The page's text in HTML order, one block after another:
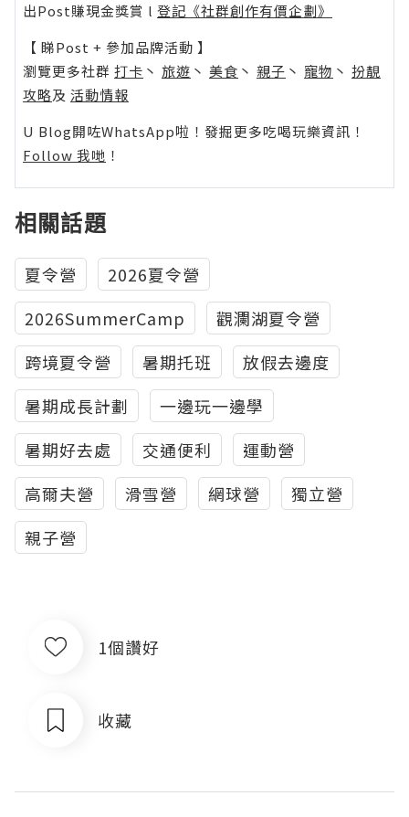
出Post賺現金獎賞 l 登記《社群創作有價企劃》
【 睇Post + 參加品牌活動 】
瀏覽更多社群 打卡 丶 旅遊 丶 美食 丶 親子 丶 寵物 丶 扮靚
攻略及 活動情報
U Blog開咗WhatsApp啦！發掘更多吃喝玩樂資訊！
Follow 我哋 ！
相關話題
夏令營
2026夏令營
2026SummerCamp
觀瀾湖夏令營
跨境夏令營
暑期托班
放假去邊度
暑期成長計劃
一邊玩一邊學
暑期好去處
交通便利
運動營
高爾夫營
滑雪營 網球營
獨立營
親子營
1個讚好
收藏